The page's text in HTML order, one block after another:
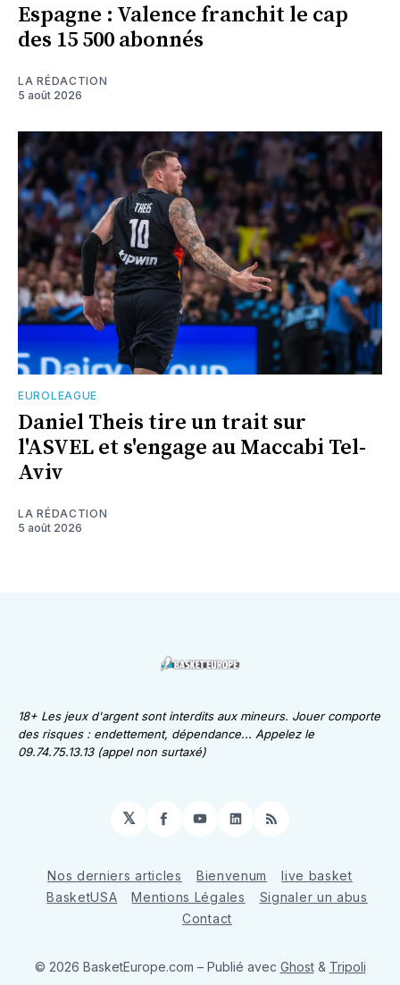
Espagne : Valence franchit le cap
des 15 500 abonnés
LA RÉDACTION
5 août 2026
EUROLEAGUE
Daniel Theis tire un trait sur
l'ASVEL et s'engage au Maccabi Tel-
Aviv
LA RÉDACTION
5 août 2026
18+ Les jeux d'argent sont interdits aux mineurs. Jouer comporte
des risques : endettement, dépendance... Appelez le
09.74.75.13.13 (appel non surtaxé)
𝕏 Facebook
YouTube
LinkedIn
RSS
Nos derniers articles Bienvenum
live basket
BasketUSA
Mentions Légales
Signaler un abus
Contact
© 2026 BasketEurope.com – Publié avec Ghost& Tripoli